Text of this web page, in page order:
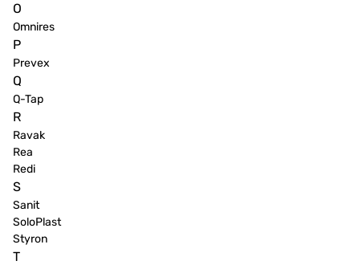
O
Omnires
P
Prevex
Q
Q-Tap
R
Ravak
Rea
Redi
S
Sanit
SoloPlast
Styron
T